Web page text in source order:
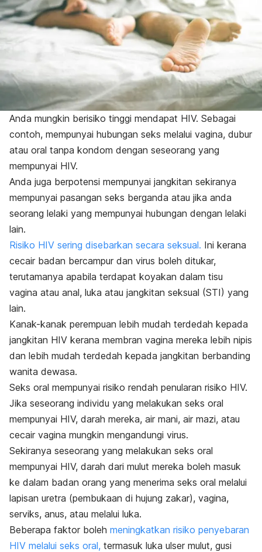
Anda mungkin berisiko tinggi mendapat HIV. Sebagai
contoh, mempunyai hubungan seks melalui vagina, dubur
atau oral tanpa kondom dengan seseorang yang
mempunyai HIV.
Anda juga berpotensi mempunyai jangkitan sekiranya
mempunyai pasangan seks berganda atau jika anda
seorang lelaki yang mempunyai hubungan dengan lelaki
lain.
Risiko HIV sering disebarkan secara seksual. Ini kerana
cecair badan bercampur dan virus boleh ditukar,
terutamanya apabila terdapat koyakan dalam tisu
vagina atau anal, luka atau jangkitan seksual (STI) yang
lain.
Kanak-kanak perempuan lebih mudah terdedah kepada
jangkitan HIV kerana membran vagina mereka lebih nipis
dan lebih mudah terdedah kepada jangkitan berbanding
wanita dewasa.
Seks oral mempunyai risiko rendah penularan risiko HIV.
Jika seseorang individu yang melakukan seks oral
mempunyai HIV, darah mereka, air mani, air mazi, atau
cecair vagina mungkin mengandungi virus.
Sekiranya seseorang yang melakukan seks oral
mempunyai HIV, darah dari mulut mereka boleh masuk
ke dalam badan orang yang menerima seks oral melalui
lapisan uretra (pembukaan di hujung zakar), vagina,
serviks, anus, atau melalui luka.
Beberapa faktor boleh meningkatkan risiko penyebaran
HIV melalui seks oral, termasuk luka ulser mulut, gusi